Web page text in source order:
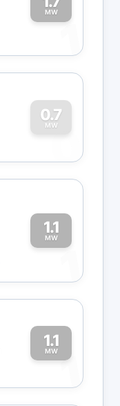
MW
1
0.7
MW
0
1.1
MW
1
1.1
MW1